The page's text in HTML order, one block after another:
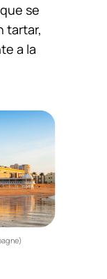
se
tartar,
a la